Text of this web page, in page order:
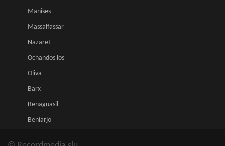
Manises
Massalfassar
Nazaret
Ochandos los
Oliva
Barx
Benaguasil
Beniarjo